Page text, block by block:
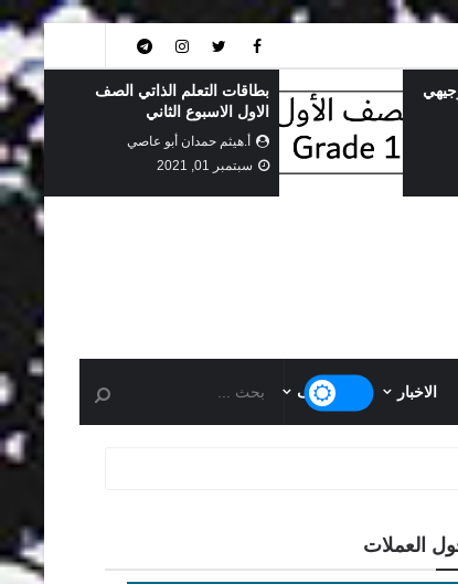
جميع بطاقات التعلم الذاتي
الفصل الاول (حكومة) 2021
أ.هيثم حمدان أبو عاصي
أغسطس 20, 2021
الاخبار التوظيف
العملات